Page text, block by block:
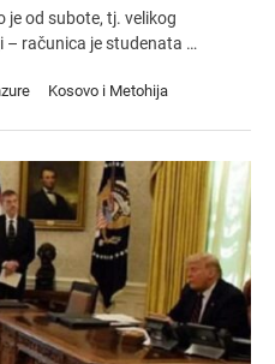
je od subote, tj. velikog
– računica je studenata …
Kosovo i Metohija